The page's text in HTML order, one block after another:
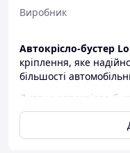
Виробник
Автокрісло-бустер
кріплення, яке
більшості
Дитяче автокрісло-
від 22-36 кг і
Має анатомічну
підлокітниками.